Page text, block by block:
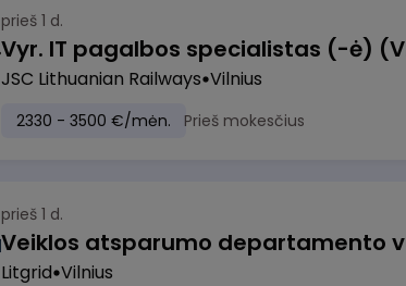
prieš 1 d.
Vyr. IT pagalbos specialistas (-ė)
JSC Lithuanian Railways Vilnius
2330 - 3500 €/mėn. Prieš mokesčius
prieš 1 d.
Litgrid Vilnius